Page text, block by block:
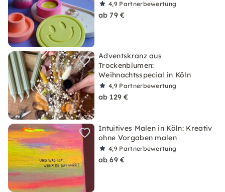
4,9 Partnerbewertung
ab 79 €
Adventskranz aus
Trockenblumen:
Weihnachtsspecial in Köln
4,9 Partnerbewertung
ab 129 €
Intuitives Malen in Köln: Kreativ
ohne Vorgaben malen
4,9 Partnerbewertung
ab 69 €